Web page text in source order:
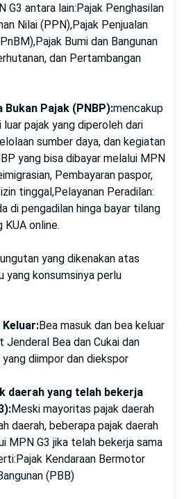
G3 antara lain:Pajak Penghasilan
Nilai (PPN),Pajak Penjualan
Bumi dan Bangunan
dan Pertambangan
Bukan Pajak (PNBP):mencakup
pajak yang diperoleh dari
sumber daya, dan kegiatan
yang bisa dibayar melalui MPN
Pembayaran paspor,
tinggal,Pelayanan Peradilan:
di pengadilan hinga bayar tilang
online.
yang dikenakan atas
konsumsinya perlu
Keluar:Bea masuk dan bea keluar
Bea dan Cukai dan
diimpor dan diekspor
daerah yang telah bekerja
Meski mayoritas pajak daerah
daerah, beberapa pajak daerah
MPN G3 jika telah bekerja sama
Kendaraan Bermotor
(PBB)